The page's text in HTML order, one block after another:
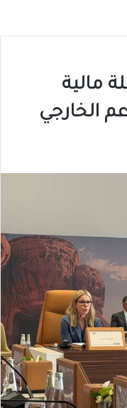
مالية
الخارجي